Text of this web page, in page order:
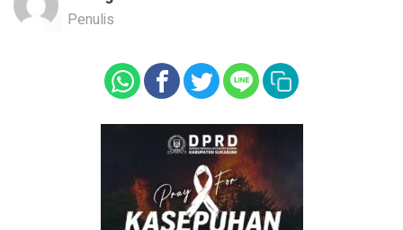
Penulis